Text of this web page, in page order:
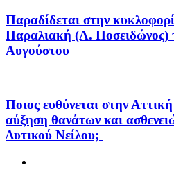
Παραδίδεται στην
Παραλιακή (Λ. Ποσειδώνος)
Αυγούστου
Ποιος ευθύνεται στην
αύξηση θανάτων και
Δυτικού Νείλου;